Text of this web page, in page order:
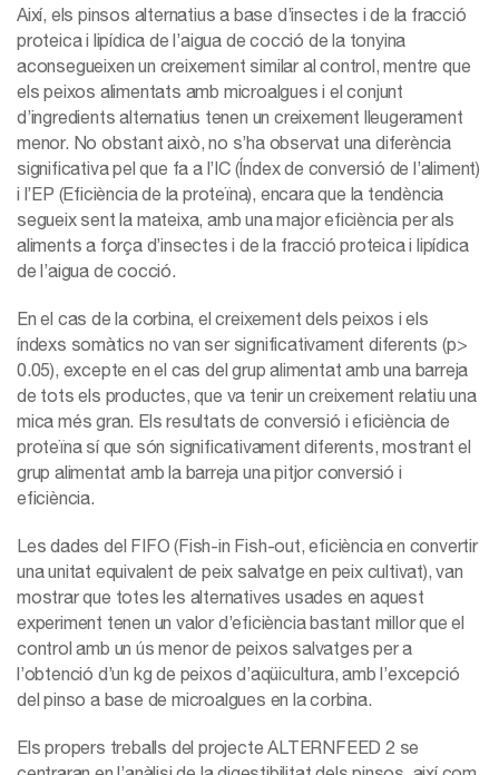
Així, els pinsos alternatius a base d’insectes i de la fracció
proteica i lipídica de l’aigua de cocció de la tonyina
aconsegueixen un creixement similar al control, mentre que
els peixos alimentats amb microalgues i el conjunt
d’ingredients alternatius tenen un creixement lleugerament
menor. No obstant això, no s’ha observat una diferència
significativa pel que fa a l’IC (Índex de conversió de l’aliment)
i l’EP (Eficiència de la proteïna), encara que la tendència
segueix sent la mateixa, amb una major eficiència per als
aliments a força d’insectes i de la fracció proteica i lipídica
de l’aigua de cocció.
En el cas de la corbina, el creixement dels peixos i els
índexs somàtics no van ser significativament diferents (p>
0.05), excepte en el cas del grup alimentat amb una barreja
de tots els productes, que va tenir un creixement relatiu una
mica més gran. Els resultats de conversió i eficiència de
proteïna sí que són significativament diferents, mostrant el
grup alimentat amb la barreja una pitjor conversió i
eficiència.
Les dades del FIFO (Fish-in Fish-out, eficiència en convertir
una unitat equivalent de peix salvatge en peix cultivat), van
mostrar que totes les alternatives usades en aquest
experiment tenen un valor d’eficiència bastant millor que el
control amb un ús menor de peixos salvatges per a
l’obtenció d’un kg de peixos d’aqüicultura, amb l’excepció
del pinso a base de microalgues en la corbina.
Els propers treballs del projecte ALTERNFEED 2 se